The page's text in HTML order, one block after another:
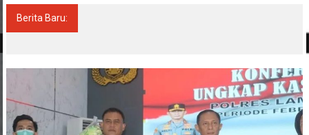
Terpercaya
Berita Baru: